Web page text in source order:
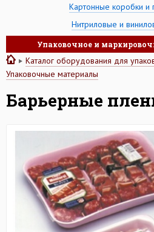
Картонные коробки и
Нитриловые и
Упаковочное и
Каталог оборудования для
Упаковочные материалы
Барьерные